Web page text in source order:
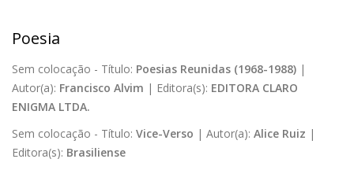
Poesia
Sem colocação - Título: Poesias Reunidas (1968-1988) |
Autor(a): Francisco Alvim | Editora(s): EDITORA CLARO
ENIGMA LTDA.
Sem colocação - Título: Vice-Verso | Autor(a): Alice Ruiz |
Editora(s): Brasiliense